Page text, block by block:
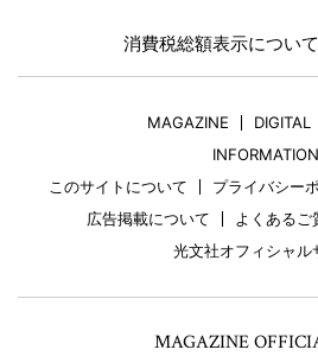
消費税総額表示につい
MAGAZINE DIGITAL
INFORMATION
このサイトについて
プライバシー
広告掲載について
よくあるご
光文社オフィシャル
MAGAZINE